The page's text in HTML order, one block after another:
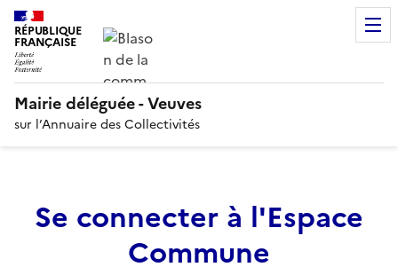
RÉPUBLIQUE
FRANÇAISE
Mairie déléguée - Veuves
sur l’Annuaire des Collectivités
Se connecter à l'Espace
Commune